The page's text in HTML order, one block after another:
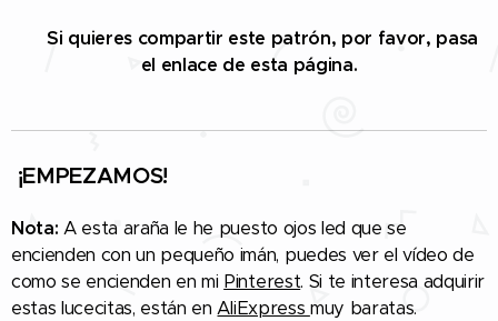
Si quieres compartir este patrón, por favor, pasa
el enlace de esta página.
¡EMPEZAMOS!
Nota:A esta araña le he puesto ojos led que se
encienden con un pequeño imán, puedes ver el vídeo de
como se encienden en mi Pinterest. Si te interesa adquirir
estas lucecitas, están enAliExpress muy baratas.